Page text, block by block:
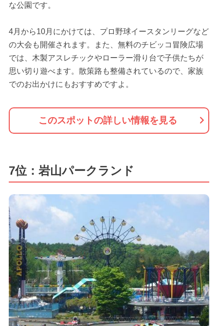
な公園です。
4月から10月にかけては、プロ野球イースタンリーグなど
の大会も開催されます。また、無料のチビッコ冒険広場
では、木製アスレチックやローラー滑り台で子供たちが
思い切り遊べます。散策路も整備されているので、家族
でのお出かけにもおすすめですよ。
このスポットの詳しい情報を見る
7位：岩山パークランド